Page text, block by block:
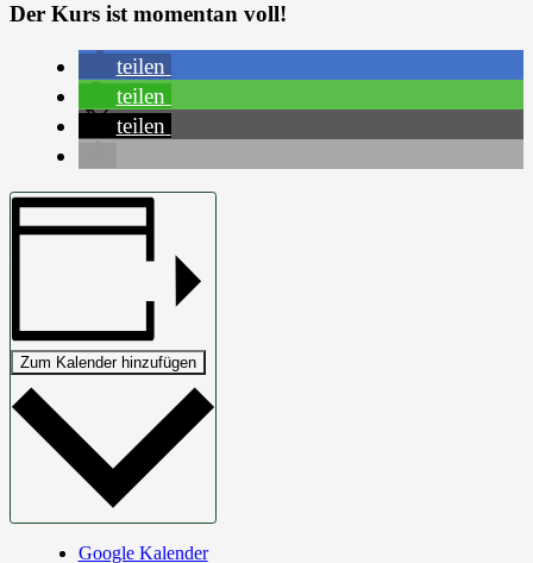
Der Kurs ist momentan voll!
teilen
teilen
teilen
Zum Kalender hinzufügen
Google Kalender